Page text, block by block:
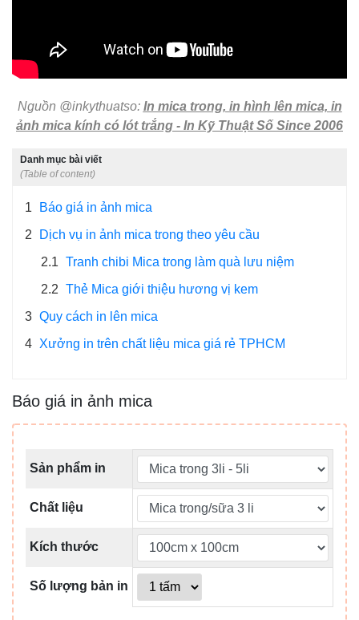
Nguồn @inkythuatso: In mica trong, in hình lên mica, in
ảnh mica kính có lót trắng - In Kỹ Thuật Số Since 2006
Danh mục bài viết
(Table of content)
1
Báo giá in ảnh mica
2
Dịch vụ in ảnh mica trong theo yêu cầu
2.1 Tranh chibi Mica trong làm quà lưu niệm
2.2 Thẻ Mica giới thiệu hương vị kem
3 Quy cách in lên mica
4 Xưởng in trên chất liệu mica giá rẻ TPHCM
Báo giá in ảnh mica
Sản phẩm in
Chất liệu
Kích thước
Số lượng bản in